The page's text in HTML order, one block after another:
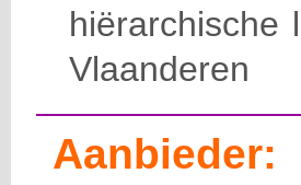
hiërarchische
Vlaanderen
Aanbieder: